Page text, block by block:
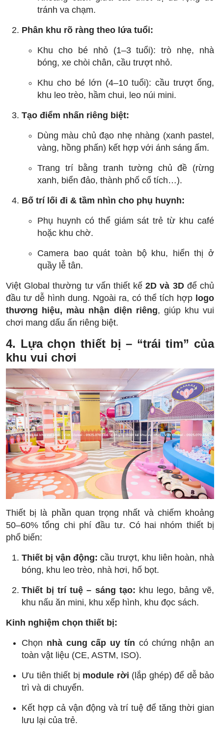
tránh va chạm.
Phân khu rõ ràng theo lứa tuổi:
Khu cho bé nhỏ (1–3 tuổi): trò nhẹ, nhà
bóng, xe chòi chân, cầu trượt nhỏ.
Khu cho bé lớn (4–10 tuổi): cầu trượt ống,
khu leo trèo, hầm chui, leo núi mini.
Tạo điểm nhấn riêng biệt:
Dùng màu chủ đạo nhẹ nhàng (xanh pastel,
vàng, hồng phấn) kết hợp với ánh sáng ấm.
Trang trí bằng tranh tường chủ đề (rừng
xanh, biển đảo, thành phố cổ tích…).
Bố trí lối đi & tầm nhìn cho phụ huynh:
Phụ huynh có thể giám sát trẻ từ khu café
hoặc khu chờ.
Camera bao quát toàn bộ khu, hiển thị ở
quầy lễ tân.
Việt Global thường tư vấn thiết kế2D và 3Dđể chủ
đầu tư dễ hình dung. Ngoài ra, có thể tích hợp logo
thương hiệu, màu nhận diện riêng, giúp khu vui
chơi mang dấu ấn riêng biệt.
4. Lựa chọn thiết bị – “trái tim” của
khu vui chơi
Thiết bị là phần quan trọng nhất và chiếm khoảng
50–60% tổng chi phí đầu tư. Có hai nhóm thiết bị
phổ biến:
Thiết bị vận động: cầu trượt, khu liên hoàn, nhà
bóng, khu leo trèo, nhà hơi, hố bọt.
Thiết bị trí tuệ – sáng tạo: khu lego, bảng vẽ,
khu nấu ăn mini, khu xếp hình, khu đọc sách.
Kinh nghiệm chọn thiết bị:
Chọn nhà cung cấp uy tín có chứng nhận an
toàn vật liệu (CE, ASTM, ISO).
Ưu tiên thiết bị module rời (lắp ghép) để dễ bảo
trì và di chuyển.
Kết hợp cả vận động và trí tuệ để tăng thời gian
lưu lại của trẻ.